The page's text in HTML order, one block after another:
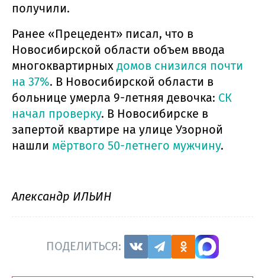
получили.
Ранее «Прецедент» писал, что в
Новосибирской области объем ввода
многоквартирных домов снизился почти
на 37%. В Новосибирской области в
больнице умерла 9-летняя девочка: СК
начал проверку. В Новосибирске в
запертой квартире на улице Узорной
нашли мёртвого 50-летнего мужчину.
Александр ИЛЬИН
ПОДЕЛИТЬСЯ: